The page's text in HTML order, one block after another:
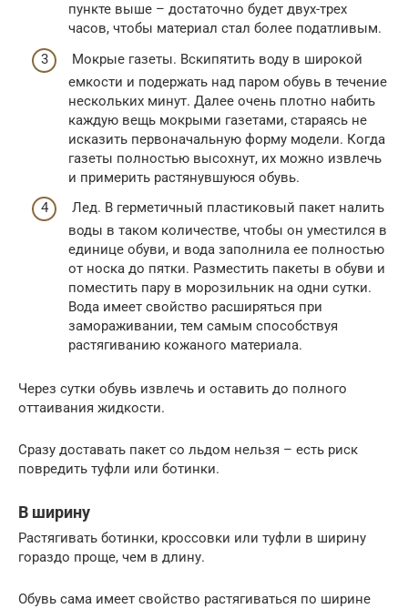
пункте выше – достаточно будет двух-трех
часов, чтобы материал стал более податливым.
Мокрые газеты. Вскипятить воду в широкой
емкости и подержать над паром обувь в течение
нескольких минут. Далее очень плотно набить
каждую вещь мокрыми газетами, стараясь не
исказить первоначальную форму модели. Когда
газеты полностью высохнут, их можно извлечь
и примерить растянувшуюся обувь.
Лед. В герметичный пластиковый пакет налить
воды в таком количестве, чтобы он уместился в
единице обуви, и вода заполнила ее полностью
от носка до пятки. Разместить пакеты в обуви и
поместить пару в морозильник на одни сутки.
Вода имеет свойство расширяться при
замораживании, тем самым способствуя
растягиванию кожаного материала.
Через сутки обувь извлечь и оставить до полного
оттаивания жидкости.
Сразу доставать пакет со льдом нельзя – есть риск
повредить туфли или ботинки.
В ширину
Растягивать ботинки, кроссовки или туфли в ширину
гораздо проще, чем в длину.
Обувь сама имеет свойство растягиваться по ширине